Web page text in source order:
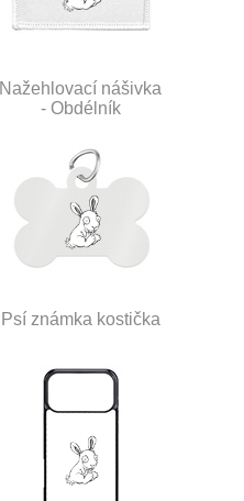
Nažehlovací nášivka
- Obdélník
Psí známka kostička